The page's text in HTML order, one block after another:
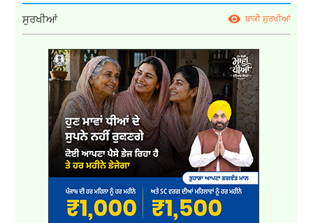
ਸੁਰਖੀਆਂ ਬਾਕੀ ਸੁਰਖੀਆਂ